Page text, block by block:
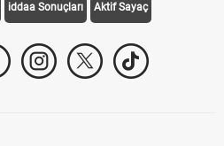
iddaa Sonuçları Aktif Sayaç